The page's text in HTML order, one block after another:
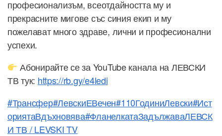
професионализъм, всеотдайността му и
прекрасните мигове със синия екип и му
пожелават много здраве, лични и професионални
успехи.
Абонирайте се за YouTube канала на ЛЕВСКИ
ТВ тук: https://rb.gy/e4ledi
#Трансфер#ЛевскиЕВечен#110ГодиниЛевски#Ист
ориятаВдъхновява#ФланелкатаЗадължаваЛЕВСК
И ТВ / LEVSKI TV